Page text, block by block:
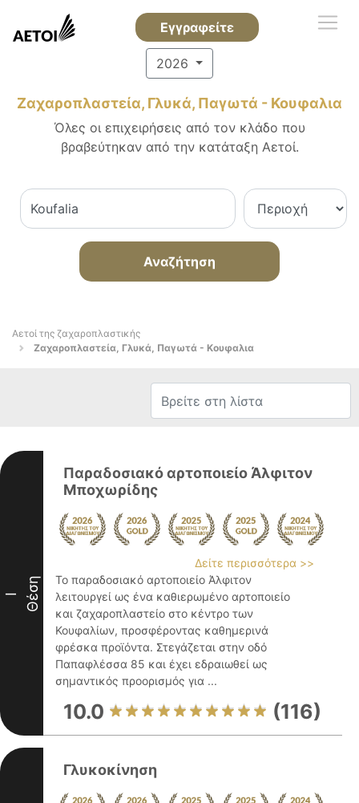
Εγγραφείτε
2026
Ζαχαροπλαστεία, Γλυκά, Παγωτά - Κουφαλια
Όλες οι επιχειρήσεις από τον κλάδο που
βραβεύτηκαν από την κατάταξη Αετοί.
Αναζήτηση
Αετοί της ζαχαροπλαστικής
Ζαχαροπλαστεία, Γλυκά, Παγωτά - Κουφαλια
I Θέση
Παραδοσιακό αρτοποιείο Άλφιτον
Μποχωρίδης
Δείτε περισσότερα >>
Το παραδοσιακό αρτοποιείο Άλφιτον
λειτουργεί ως ένα καθιερωμένο αρτοποιείο
και ζαχαροπλαστείο στο κέντρο των
Κουφαλίων, προσφέροντας καθημερινά
φρέσκα προϊόντα. Στεγάζεται στην οδό
Παπαφλέσσα 85 και έχει εδραιωθεί ως
σημαντικός προορισμός για ...
10.0 (116)
Γλυκοκίνηση